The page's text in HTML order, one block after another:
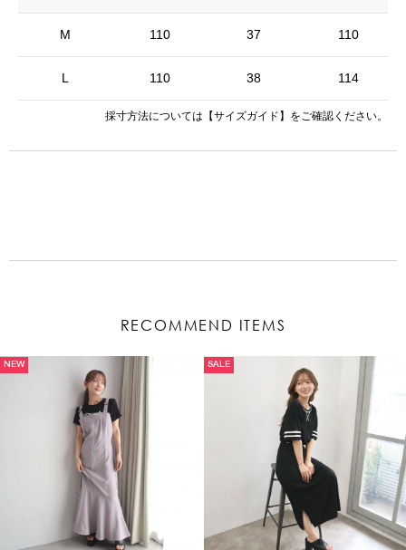
M
L
110 37 110
110 38 114
採寸方法については 【サイズガイド】 をご確認ください。
RECOMMEND ITEMS
NEW SALE